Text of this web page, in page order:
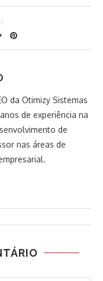
da Otimizy Sistemas
de experiência na
de
nas áreas de